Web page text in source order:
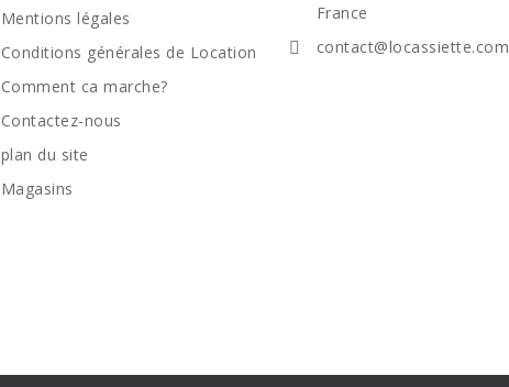
Mentions légales
Conditions générales de Location
Comment ca marche?
Contactez-nous
plan du site
Magasins
France
contact@locassiette.com